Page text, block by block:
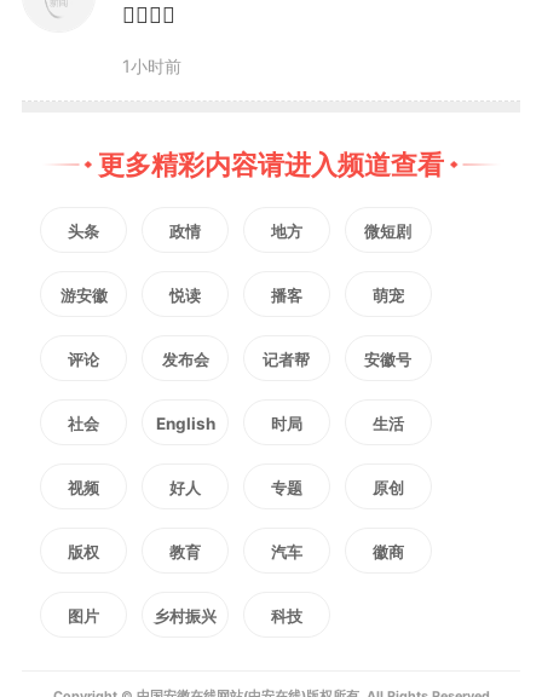
认，中华秋沙鸭驻足溪流，安徽麝
在大别山区繁衍生息，扬子鳄种群
空、鱼翔浅底、万木争荣”的生命
画卷正在江淮大地加速铺展。（记
者 谢芸）
编辑：
1999 微信
版权声明：未经许可禁止以任何形式转载
👍🏻👍🏻
1小时前
更多精彩内容请进入频道查看
头条 政情 地方 微短剧
游安徽 悦读 播客 萌宠
评论 发布会 记者帮 安徽号
社会 English 时局 生活
视频 好人 专题 原创
版权 教育 汽车 徽商
图片 乡村振兴 科技